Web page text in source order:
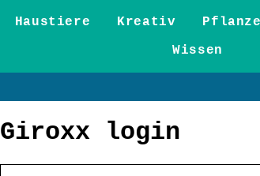
Haustiere Kreativ
Wissen
Giroxx login